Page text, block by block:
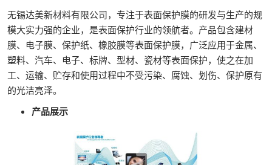
无锡达美新材料有限公司，专注于表面保护膜的研发与生产的规
模大实力强的企业，是表面保护行业的领航者。产品包含建材
膜、电子膜、保护纸、橡胶膜等表面保护膜，广泛应用于金属、
塑料、汽车、电子、标牌、型材、瓷材等表面保护，使之在加
工、运输、贮存和使用过程中不受污染、腐蚀、划伤、保护原有
的光洁亮泽。
产品展示